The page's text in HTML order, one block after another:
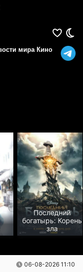
мира Кино
Последний
богатырь: Корень
зла
06-08-2026 11:10